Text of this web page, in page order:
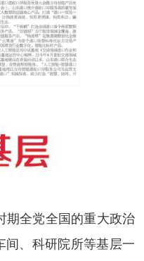
全党全国的重大政治
间、科研院所等基层一